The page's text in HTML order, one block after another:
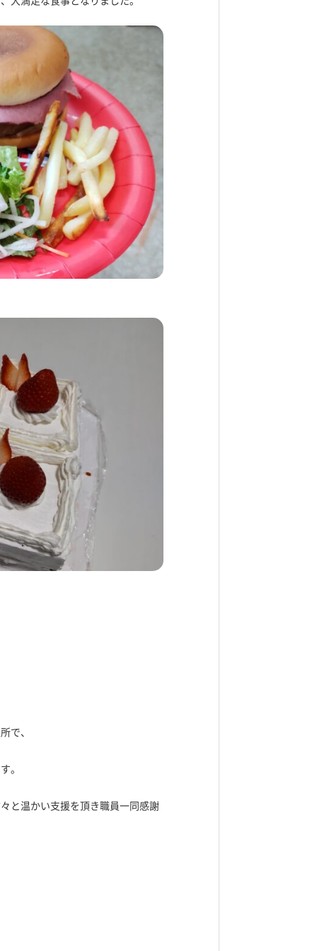
で、
。
と温かい支援を頂き職員一同感謝